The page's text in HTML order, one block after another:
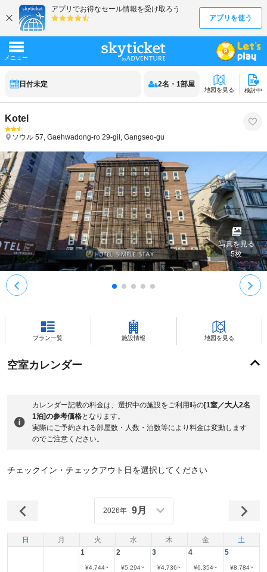
日付未定 2名 ・ 1部屋
地図を見る 検討中
Kotel
ソウル 57, Gaehwadong-ro 29-gil, Gangseo-gu
写真を見る
5枚
プラン一覧 施設情報 地図を見る
空室カレンダー
カレンダー記載の料金は、選択中の施設をご利用時の[1室／大人2名
1泊]の参考価格となります。
実際にご予約される部屋数・人数・泊数等により料金は変動します
のでご注意ください。
チェックイン・チェックアウト日を選択してください
日 月 火 水 木 金 土
2026年 9月
1
¥4,744~
2
¥5,294~
3
¥4,736~
4
¥6,354~
5
¥8,784~